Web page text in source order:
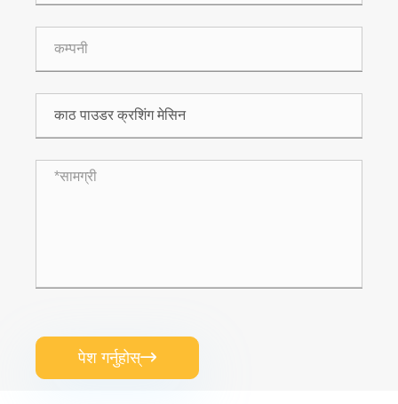
पेश गर्नुहोस्